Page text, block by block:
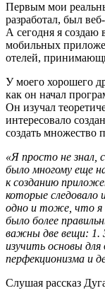
Первым мои
разработал, был
А сегодня я создаю
мобильных
отелей,
У моего хорошего
как он начал
Он изучал
интересовало
создать множество
«Я просто не знал,
было многому еще
к созданию
которые следовало
одно и тоже, что я
было более
важны две вещи: 1.
изучить основы
перфекционизма и
Слушая рассказ